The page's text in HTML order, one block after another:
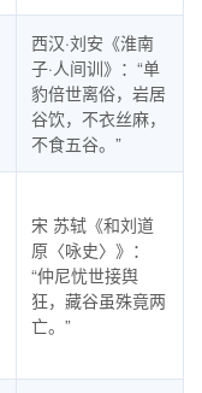
西汉·刘安《淮南
子·人间训》：“单
豹倍世离俗，岩居
谷饮，不衣丝麻，
不食五谷。”
宋 苏轼《和刘道
原〈咏史〉》：
“仲尼忧世接舆
狂，藏谷虽殊竟两
亡。”